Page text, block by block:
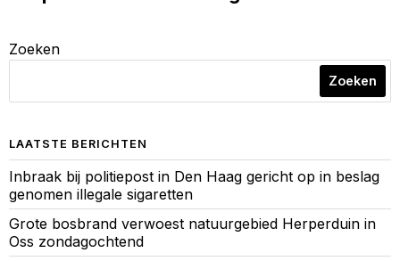
Zoeken
Zoeken
LAATSTE BERICHTEN
Inbraak bij politiepost in Den Haag gericht op in beslag
genomen illegale sigaretten
Grote bosbrand verwoest natuurgebied Herperduin in
Oss zondagochtend